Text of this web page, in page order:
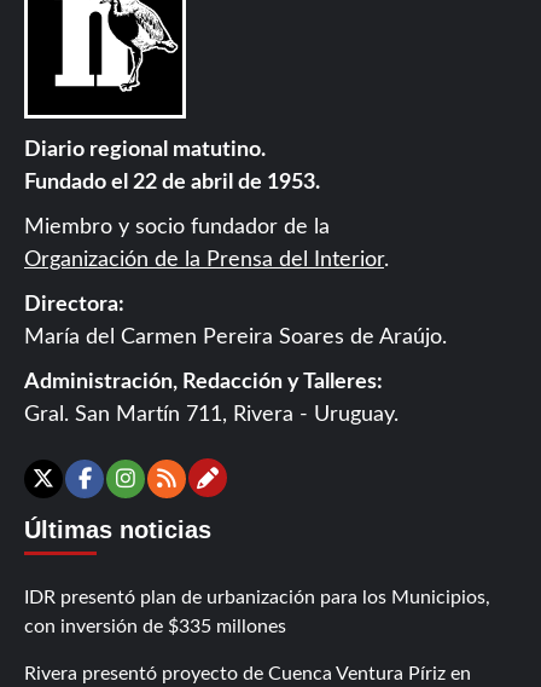
Diario regional matutino.
Fundado el 22 de abril de 1953.
Miembro y socio fundador de la
Organización de la Prensa del Interior.
Directora:
María del Carmen Pereira Soares de Araújo.
Administración, Redacción y Talleres:
Gral. San Martín 711, Rivera - Uruguay.
X Facebook
Instagram
RSSContáctanos
Últimas noticias
IDR presentó plan de urbanización para los Municipios,
con inversión de $335 millones
Rivera presentó proyecto de Cuenca Ventura Píriz en